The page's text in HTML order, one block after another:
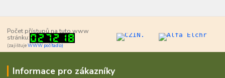
Počet přístupů na tuto www
stránku:
(zajišťujeWWW počítadlo)
Informace pro zákazníky